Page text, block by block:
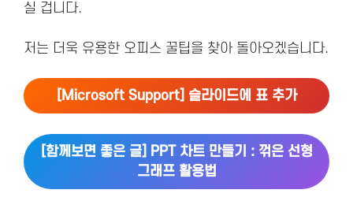
실 겁니다.
저는 더욱 유용한 오피스 꿀팁을 찾아 돌아오겠습니다.
[Microsoft Support] 슬라이드에 표 추가
[함께보면 좋은 글] PPT 차트 만들기 : 꺾은 선형
그래프 활용법